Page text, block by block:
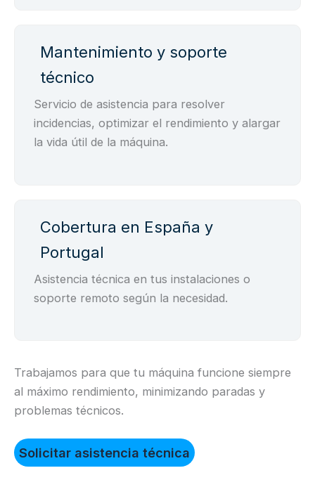
Mantenimiento y soporte
técnico
Servicio de asistencia para resolver
incidencias, optimizar el rendimiento y alargar
la vida útil de la máquina.
Cobertura en España y
Portugal
Asistencia técnica en tus instalaciones o
soporte remoto según la necesidad.
Trabajamos para que tu máquina funcione siempre
al máximo rendimiento, minimizando paradas y
problemas técnicos.
Solicitar asistencia técnica